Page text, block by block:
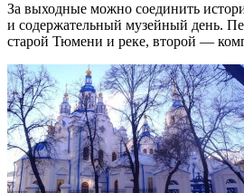
За выходные можно соединить
и содержательный музейный день.
старой Тюмени и реке, второй —